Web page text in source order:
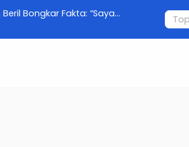
Bongkar Fakta: “Saya
Semarak